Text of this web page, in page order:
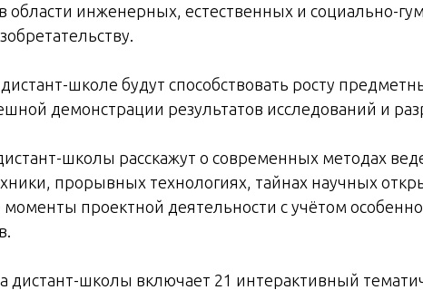
области инженерных, естественных и социально-
школе будут способствовать росту
демонстрации результатов исследований и
школы расскажут о современных методах
прорывных технологиях, тайнах научных
проектной деятельности с учётом
дистант-школы включает 21 интерактивный